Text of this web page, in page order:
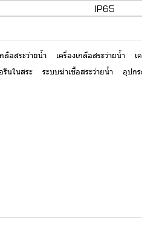
IP65
ลือสระว่ายน้ำ เครื่องเกลือสระว่ายน้ำ เ
รีนในสระ ระบบฆ่าเชื้อสระว่ายน้ำ อุปก